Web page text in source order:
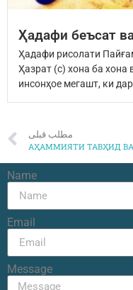
Ҳадафи беъсат
Ҳадафи рисолати
Ҳазрат (с) хона ба
инсонҳое мегашт, ки
مطلب قبلی
Name
Email
Message